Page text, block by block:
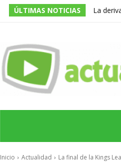
ÚLTIMAS NOTICIAS
La
Inicio Actualidad La final de la Kings